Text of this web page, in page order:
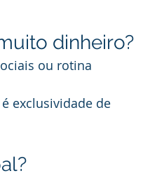
dinheiro?
ou rotina
é exclusividade de